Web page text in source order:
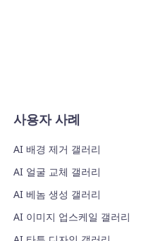
사용자 사례
AI 배경 제거 갤러리
AI 얼굴 교체 갤러리
AI 베놈 생성 갤러리
AI 이미지 업스케일 갤러리